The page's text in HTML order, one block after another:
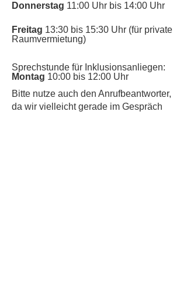
Donnerstag 11:00 Uhr bis 14:00 Uhr
Freitag 13:30 bis 15:30 Uhr (für private
Raumvermietung)
Sprechstunde für Inklusionsanliegen:
Montag 10:00 bis 12:00 Uhr
​Bitte nutze auch den Anrufbeantworter,
da wir vielleicht gerade im Gespräch